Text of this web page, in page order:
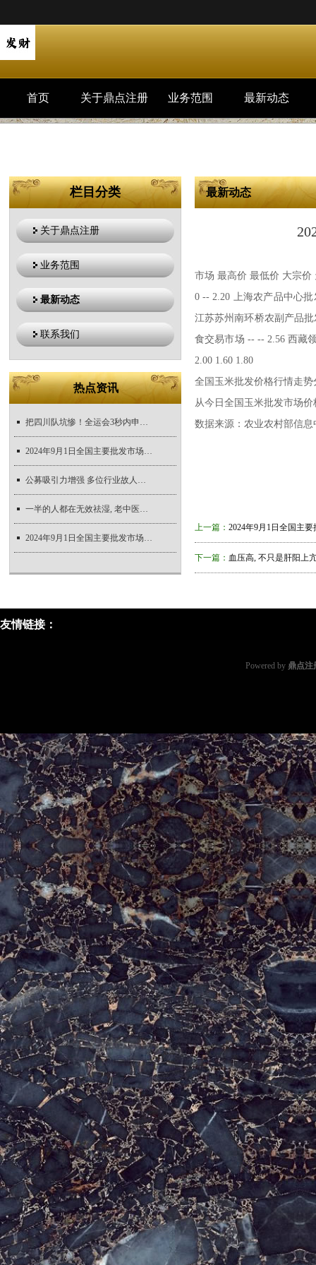
首页 关于鼎点注册 业务范围 最新动态
栏目分类
关于鼎点注册
业务范围
最新动态
联系我们
热点资讯
把四川队坑惨！全运会3秒内申请2技犯遭驱逐，花600万请他值吗？_周琦_辽宁队_裁判
2024年9月1日全国主要批发市场玉米制品价格行情
公募吸引力增强 多位行业故人回归
一半的人都在无效祛湿, 老中医教你一招, 脾肾同调, 排空一身湿气
2024年9月1日全国主要批发市场玉米价格行情
最新动态
市场 最高价 最低价 大宗价
0 -- 2.20 上海农产品中心
江苏苏州南环桥农副产品
食交易市场 -- -- 2.56 西藏
2.00 1.60 1.80
全国玉米批发价格行情走势
从今日全国玉米批发市场
数据来源：农业农村部信息
上一篇： 2024年9月1日全国主
下一篇： 血压高, 不只是肝阳上
友情链接：
Powered by 鼎点注